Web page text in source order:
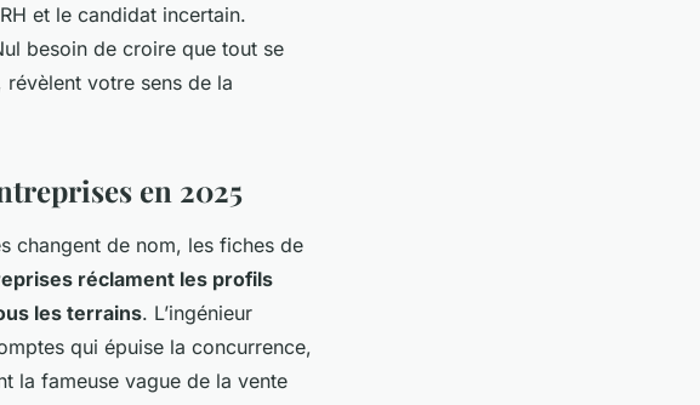
et le candidat incertain.
besoin de croire que tout se
révèlent votre sens de la
en 2025
changent de nom, les fiches de
réclament les profils
les terrains. L’ingénieur
qui épuise la concurrence,
la fameuse vague de la vente